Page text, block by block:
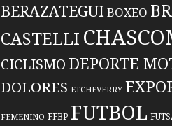
BERAZATEGUIBOXEO
CASTELLI
CICLISMO DEPORTE
DOLORES ETCHEVERRY
FEMENINO FFBP FUTBOL